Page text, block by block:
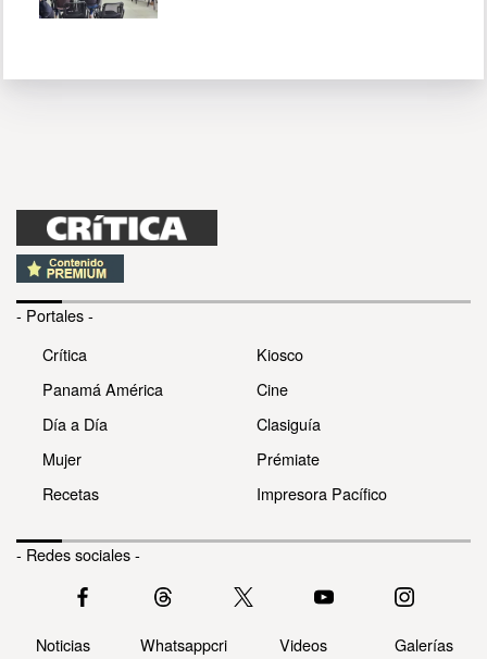
- Portales -
Crítica
Panamá América
Día a Día
Mujer
Recetas
Kiosco
Cine
Clasiguía
Prémiate
Impresora Pacífico
- Redes sociales -
Noticias Whatsappcri Videos Galerías